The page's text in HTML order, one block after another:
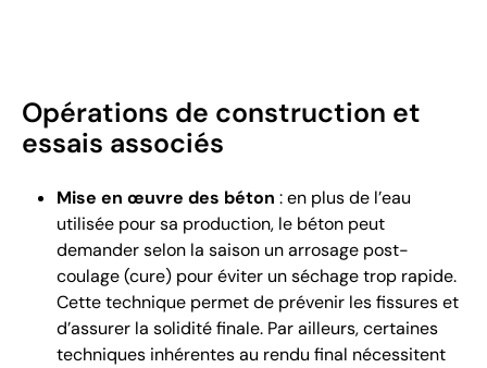
Opérations de construction et
essais associés
Mise en œuvre des béton : en plus de l’eau
utilisée pour sa production, le béton peut
demander selon la saison un arrosage post-
coulage (cure) pour éviter un séchage trop rapide.
Cette technique permet de prévenir les fissures et
d’assurer la solidité finale. Par ailleurs, certaines
techniques inhérentes au rendu final nécessitent